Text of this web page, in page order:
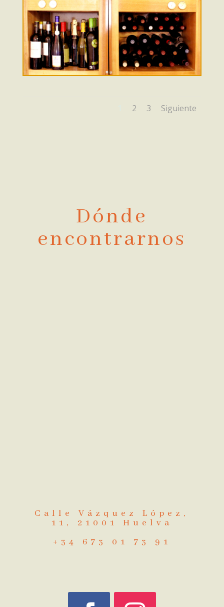
2 3 Siguiente
Dónde
encontrarnos
Calle Vázquez López,
11, 21001 Huelva
+34 673 01 73 91